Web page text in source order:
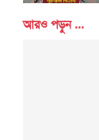
আরও পড়ুন ...